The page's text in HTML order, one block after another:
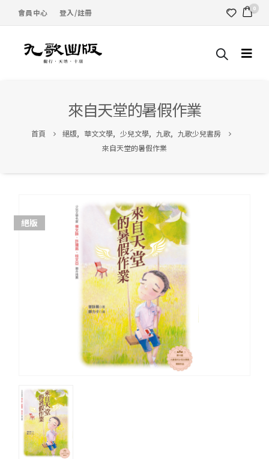
會員中心 登入/註冊 0
來自天堂的暑假作業
首頁 絕版, 華文文學, 少兒文學, 九歌, 九歌少兒書房
來自天堂的暑假作業
絕版